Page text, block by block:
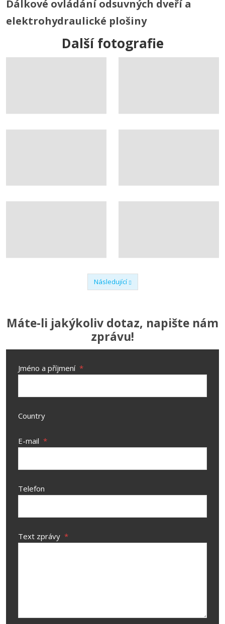
Dálkové ovládání odsuvných dveří a
elektrohydraulické plošiny
Další fotografie
Předchozí
Následující
Máte-li jakýkoliv dotaz, napište nám
zprávu!
Jméno a příjmení *
Country
E-mail *
Telefon
Text zprávy *